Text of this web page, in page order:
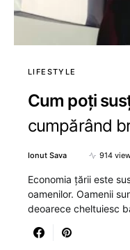
LIFESTYLE
Cum poți
cumpărând
Ionut Sava 914
Economia țării este
oamenilor. Oamenii
deoarece cheltuiesc